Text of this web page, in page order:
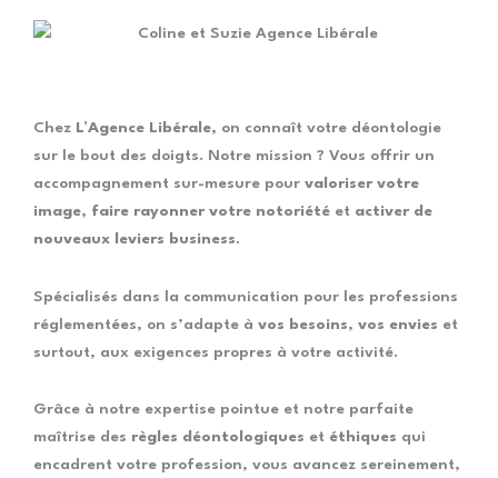
Chez L’Agence Libérale, on connaît votre déontologie
sur le bout des doigts. Notre mission ? Vous offrir un
accompagnement sur-mesure pour valoriser votre
image, faire rayonner votre notoriété et activer de
nouveaux leviers business.
Spécialisés dans la communication pour les professions
réglementées, on s’adapte à vos besoins, vos envies et
surtout, aux exigences propres à votre activité.
Grâce à notre expertise pointue et notre parfaite
maîtrise des règles déontologiques et éthiques qui
encadrent votre profession, vous avancez sereinement,